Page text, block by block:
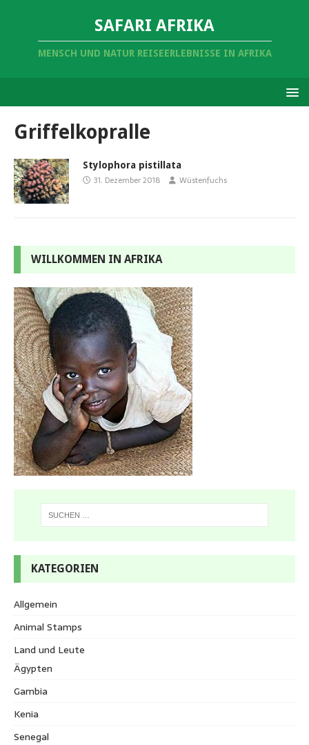
SAFARI AFRIKA
MENSCH UND NATUR REISEERLEBNISSE IN AFRIKA
Griffelkopralle
Stylophora pistillata
31. Dezember 2018 Wüstenfuchs
WILLKOMMEN IN AFRIKA
KATEGORIEN
Allgemein
Animal Stamps
Land und Leute
Ägypten
Gambia
Kenia
Senegal